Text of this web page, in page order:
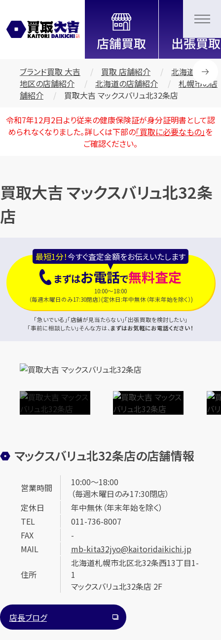
全国2000店舗以上展開中！
信頼と実績の買取専門店「買取大
吉」
最短1分！今すぐ査定金額をお伝えいたします
まずはお電話で無料査定
ブランド買取 大吉 買取 店舗紹介
北海道・東北
地区の店舗紹介
北海道の店舗紹介
札幌市の店
舗紹介
買取大吉 マックスバリュ北32条店
令和7年12月2日より従来の健康保険証が身分証明書として認
められなくなりました。詳しくは下部の「買取に必要なもの」を
ご確認ください。
買取大吉 マックスバリュ北32条
店
最短1分！今すぐ査定金額をお伝えいたします
まずはお電話で無料査定
10:00～18:00
（毎週木曜日のみ17:30閉店）(定休日:年中無休（年末年始を除く）)
「急いでいる」「店舗が見当たらない」「出張買取を検討したい」
「事前に相談したい」そんな方は、まずはお気軽にお電話ください！
マックスバリュ北32条店の店舗情報
営業時間
10:00～18:00
（毎週木曜日のみ17:30閉店）
定休日
年中無休（年末年始を除く）
TEL
011-736-8007
FAX
-
MAIL
mb-kita32jyo@kaitoridaikichi.jp
住所
北海道札幌市北区北32条西13丁目1-
1
マックスバリュ北32条店 2F
店長ブログ